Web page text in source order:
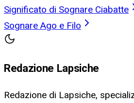
Significato di Sognare Ciabatte
Sognare Ago e Filo
Redazione Lapsiche
Redazione di Lapsiche,